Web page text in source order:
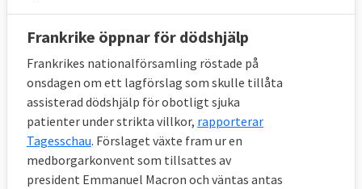
Frankrike öppnar för dödshjälp
Frankrikes nationalförsamling röstade på
onsdagen om ett lagförslag som skulle tillåta
assisterad dödshjälp för obotligt sjuka
patienter under strikta villkor, rapporterar
Tagesschau. Förslaget växte fram ur en
medborgarkonvent som tillsattes av
president Emmanuel Macron och väntas antas